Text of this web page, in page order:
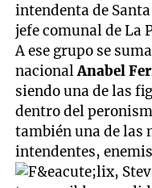
intendenta de
jefe comunal de La
A ese grupo se
nacionalAnabel
siendo una de las
dentro del
también una de las
intendentes,